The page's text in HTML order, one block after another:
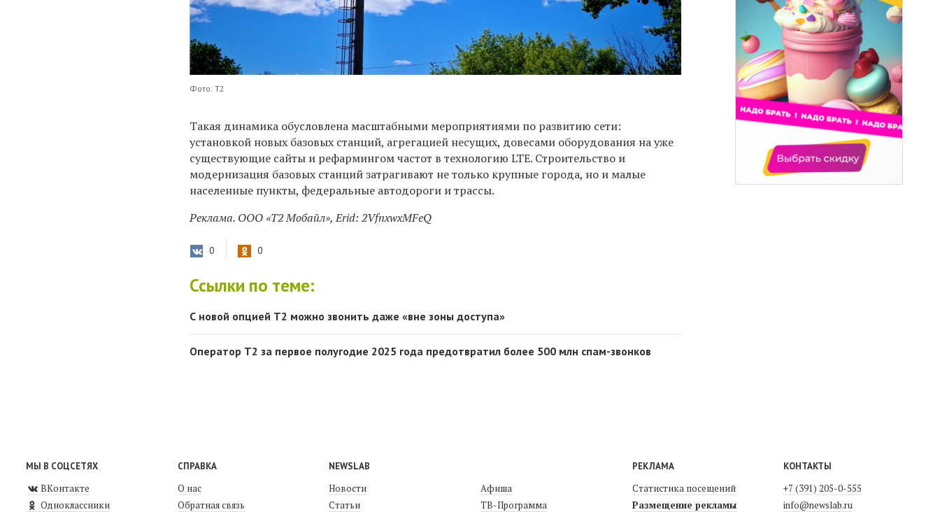
Фото: Т2
Такая динамика обусловлена масштабными мероприятиями по развитию сети:
установкой новых базовых станций, агрегацией несущих, довесами оборудования на уже
существующие сайты и рефармингом частот в технологию LTE. Строительство и
модернизация базовых станций затрагивают не только крупные города, но и малые
населенные пункты, федеральные автодороги и трассы.
Реклама. ООО «Т2 Мобайл», Erid: 2VfnxwxMFeQ
0 0
Ссылки по теме:
С новой опцией Т2 можно звонить даже «вне зоны доступа»
Оператор Т2 за первое полугодие 2025 года предотвратил более 500 млн спам-звонков
МЫ В СОЦСЕТЯХ
ВКонтакте
Одноклассники
СПРАВКА
О нас
Обратная связь
NEWSLAB
Новости
Статьи
Афиша
ТВ-Программа
РЕКЛАМА
Статистика посещений
Размещение рекламы
КОНТАКТЫ
+7 (391) 205-0-555
info@newslab.ru